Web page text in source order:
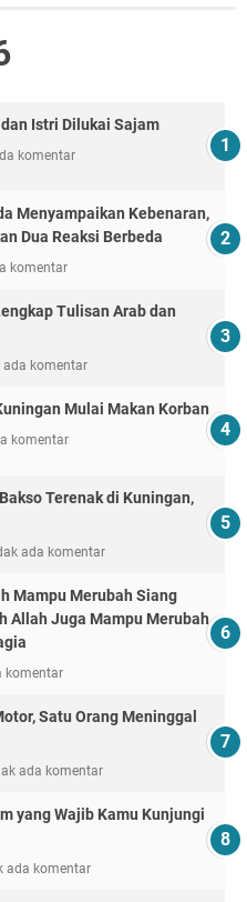
Istri Dilukai Sajam
komentar
Menyampaikan Kebenaran,
Dua Reaksi Berbeda
komentar
Tulisan Arab dan
ada komentar
Mulai Makan Korban
komentar
Terenak di Kuningan,
ada komentar
Mampu Merubah Siang
Allah Juga Mampu Merubah
komentar
Satu Orang Meninggal
ada komentar
yang Wajib Kamu Kunjungi
ada komentar